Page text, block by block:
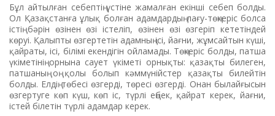
Бұл айтылған себептің үстіне жамалған екінші себеп болды.
Ол Қазақстанға ұлық болған адамдардың лағу-төңкеріс болса
істің бәрін өзінен өзі істеліп, өзінен өзі өзгеріп кететіндей
көруі. Қалыпты өзгертетін адамның ісі, йағни, жұмсайтын күші,
қайраты, ісі, білімі екендігін ойламады. Төңкеріс болды, патша
үкіметінің орнына саует үкіметі орнықты: қазақты билеген,
патшаның оң қолы болып кәммүнійстер қазақты билейтін
болды. Елдің төбесі өзгерді, төресі өзгерді. Онан былайғысын
өзгертуге көп күш, көп іс, түрлі еңбек, қайрат керек, йағни,
істей білетін түрлі адамдар керек.